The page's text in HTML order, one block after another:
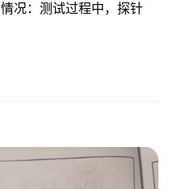
况：测试过程中，探针